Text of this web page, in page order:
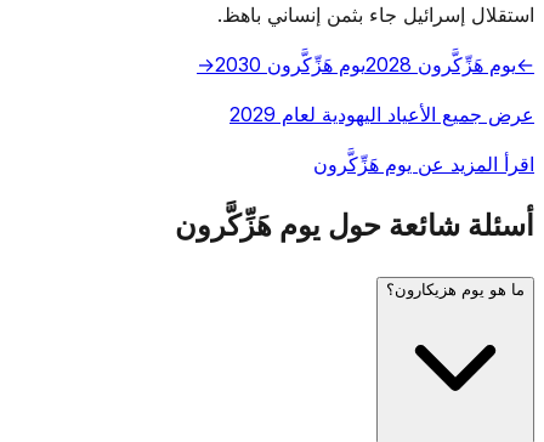
استقلال إسرائيل جاء بثمن إنساني باهظ.
←يوم هَزِّكَّرون 2028 يوم هَزِّكَّرون 2030 →
عرض جميع الأعياد اليهودية لعام 2029
اقرأ المزيد عن يوم هَزِّكَّرون
أسئلة شائعة حول يوم هَزِّكَّرون
ما هو يوم هزيكارون؟